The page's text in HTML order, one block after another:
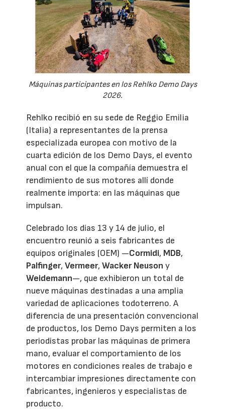
Máquinas participantes en los Rehlko Demo Days
2026.
Rehlko recibió en su sede de Reggio Emilia
(Italia) a representantes de la prensa
especializada europea con motivo de la
cuarta edición de los Demo Days, el evento
anual con el que la compañía demuestra el
rendimiento de sus motores allí donde
realmente importa: en las máquinas que
impulsan.
Celebrado los días 13 y 14 de julio, el
encuentro reunió a seis fabricantes de
equipos originales (OEM) —Cormidi, MDB,
Palfinger,Vermeer,Wacker Neuson y
Weidemann—, que exhibieron un total de
nueve máquinas destinadas a una amplia
variedad de aplicaciones todoterreno. A
diferencia de una presentación convencional
de productos, los Demo Days permiten a los
periodistas probar las máquinas de primera
mano, evaluar el comportamiento de los
motores en condiciones reales de trabajo e
intercambiar impresiones directamente con
fabricantes, ingenieros y especialistas de
producto.